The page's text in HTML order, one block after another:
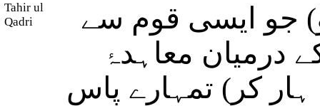
Tahir ul
Qadri
جو ایسی قوم سے
درمیان معاہدۂ
کر) تمہارے پاس